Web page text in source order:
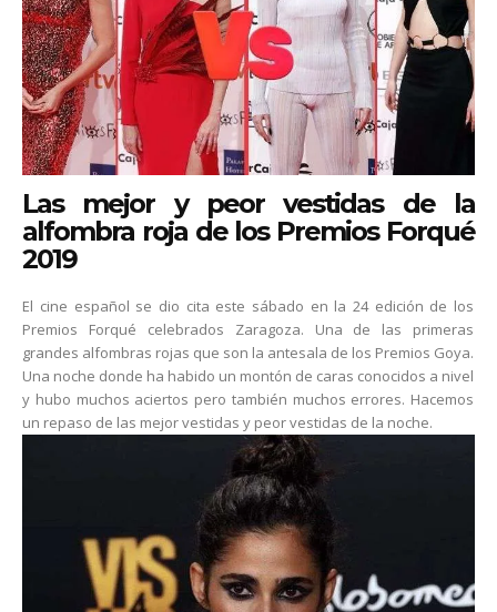
Las mejor y peor vestidas de la
alfombra roja de los Premios Forqué
2019
El cine español se dio cita este sábado en la 24 edición de los
Premios Forqué celebrados Zaragoza. Una de las primeras
grandes alfombras rojas que son la antesala de los Premios Goya.
Una noche donde ha habido un montón de caras conocidos a nivel
y hubo muchos aciertos pero también muchos errores. Hacemos
un repaso de las mejor vestidas y peor vestidas de la noche.